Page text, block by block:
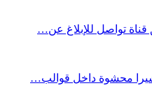
قناة تواصل للإبلاغ عن…